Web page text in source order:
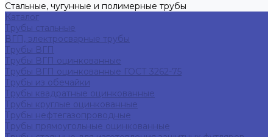
Стальные, чугунные и полимерные трубы
Каталог
Трубы стальные
ВГП, электросварные трубы
Трубы ВГП
Трубы ВГП оцинкованные
Трубы ВГП оцинкованные ГОСТ 3262-75
Трубы из обечайки
Трубы квадратные оцинкованные
Трубы круглые оцинкованные
Трубы нефтегазопроводные
Трубы прямоугольные оцинкованные